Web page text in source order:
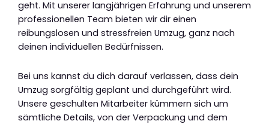
geht. Mit unserer langjährigen Erfahrung und unserem
professionellen Team bieten wir dir einen
reibungslosen und stressfreien Umzug, ganz nach
deinen individuellen Bedürfnissen.
Bei uns kannst du dich darauf verlassen, dass dein
Umzug sorgfältig geplant und durchgeführt wird.
Unsere geschulten Mitarbeiter kümmern sich um
sämtliche Details, von der Verpackung und dem